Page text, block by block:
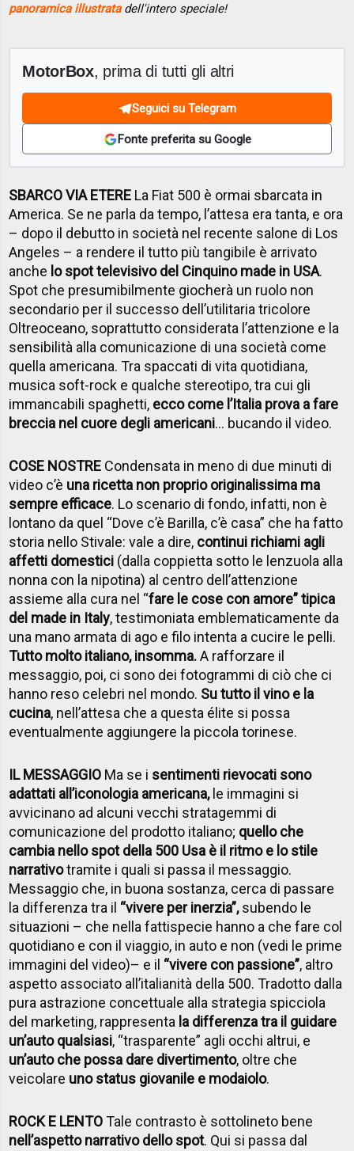
panoramica illustratadell'intero speciale!
MotorBox, prima di tutti gli altri
Seguici su Telegram
Fonte preferita su Google
SBARCO VIA ETERE La Fiat 500 è ormai sbarcata in
America. Se ne parla da tempo, l’attesa era tanta, e ora
– dopo il debutto in società nel recente salone di Los
Angeles – a rendere il tutto più tangibile è arrivato
anche lo spot televisivo del Cinquino made in USA.
Spot che presumibilmente giocherà un ruolo non
secondario per il successo dell’utilitaria tricolore
Oltreoceano, soprattutto considerata l’attenzione e la
sensibilità alla comunicazione di una società come
quella americana. Tra spaccati di vita quotidiana,
musica soft-rock e qualche stereotipo, tra cui gli
immancabili spaghetti, ecco come l’Italia prova a fare
breccia nel cuore degli americani… bucando il video.
COSE NOSTRE Condensata in meno di due minuti di
video c’è una ricetta non proprio originalissima ma
sempre efficace. Lo scenario di fondo, infatti, non è
lontano da quel “Dove c’è Barilla, c’è casa” che ha fatto
storia nello Stivale: vale a dire, continui richiami agli
affetti domestici (dalla coppietta sotto le lenzuola alla
nonna con la nipotina) al centro dell’attenzione
assieme alla cura nel “fare le cose con amore” tipica
del made in Italy, testimoniata emblematicamente da
una mano armata di ago e filo intenta a cucire le pelli.
Tutto molto italiano, insomma.A rafforzare il
messaggio, poi, ci sono dei fotogrammi di ciò che ci
hanno reso celebri nel mondo. Su tutto il vino e la
cucina, nell’attesa che a questa élite si possa
eventualmente aggiungere la piccola torinese.
IL MESSAGGIO Ma se i sentimenti rievocati sono
adattati all’iconologia americana,le immagini si
avvicinano ad alcuni vecchi stratagemmi di
comunicazione del prodotto italiano; quello che
cambia nello spot della 500 Usa è il ritmo e lo stile
narrativotramite i quali si passa il messaggio.
Messaggio che, in buona sostanza, cerca di passare
la differenza tra il “vivere per inerzia”,subendo le
situazioni – che nella fattispecie hanno a che fare col
quotidiano e con il viaggio, in auto e non (vedi le prime
immagini del video)– e il “vivere con passione”, altro
aspetto associato all’italianità della 500. Tradotto dalla
pura astrazione concettuale alla strategia spicciola
del marketing, rappresenta la differenza tra il guidare
un’auto qualsiasi, “trasparente” agli occhi altrui, e
un’auto che possa dare divertimento, oltre che
veicolare uno status giovanile e modaiolo.
ROCK E LENTOTale contrasto è sottolineto bene
nell’aspetto narrativo dello spot. Qui si passa dal